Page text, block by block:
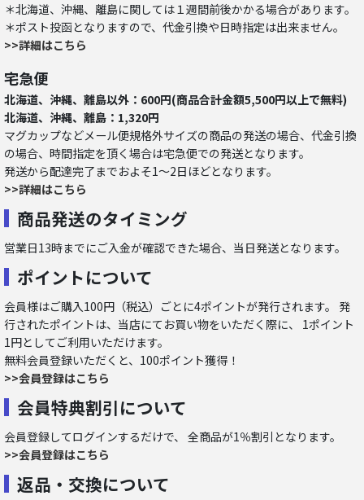
＊北海道、沖縄、離島に関しては１週間前後かかる場合があります。
＊ポスト投函となりますので、代金引換や日時指定は出来ません。
>>詳細はこちら
宅急便
北海道、沖縄、離島以外：600円(商品合計金額5,500円以上で無料)
北海道、沖縄、離島：1,320円
マグカップなどメール便規格外サイズの商品の発送の場合、代金引換
の場合、時間指定を頂く場合は宅急便での発送となります。
発送から配達完了までおよそ1～2日ほどとなります。
>>詳細はこちら
商品発送のタイミング
営業日13時までにご入金が確認できた場合、当日発送となります。
ポイントについて
会員様はご購入100円（税込）ごとに4ポイントが発行されます。 発
行されたポイントは、当店にてお買い物をいただく際に、 1ポイント
1円としてご利用いただけます。
無料会員登録いただくと、100ポイント獲得！
>>会員登録はこちら
会員特典割引について
会員登録してログインするだけで、 全商品が1％割引となります。
>>会員登録はこちら
返品・交換について